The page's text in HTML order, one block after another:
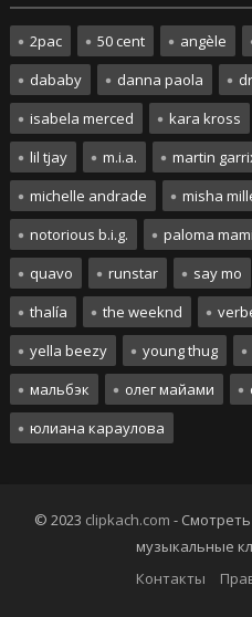
2pac 50 cent angèle
dababy
danna paola
isabela merced
kara kross
lil tjay
m.i.a. martin
michelle andrade
misha
notorious b.i.g.
paloma mami
quavo
runstar say mo
thalía
the weeknd
yella beezy
young thug
мальбэк
олег майами
юлиана караулова
© 2023 clipkach.com -
музыкальные
Контакты